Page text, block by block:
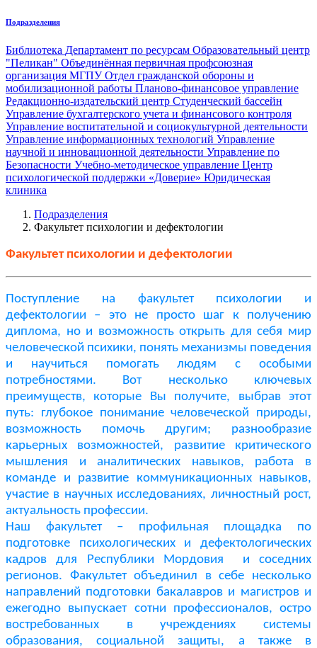
Подразделения
Библиотека Департамент по ресурсам Образовательный центр
"Пеликан" Объединённая первичная профсоюзная
организация МГПУОтдел гражданской обороны и
мобилизационной работы Планово-финансовое управление
Редакционно-издательский центр Студенческий бассейн
Управление бухгалтерского учета и финансового контроля
Управление воспитательной и социокультурной деятельности
Управление информационных технологий Управление
научной и инновационной деятельности Управление по
Безопасности Учебно-методическое управление Центр
психологической поддержки «Доверие» Юридическая
клиника
Подразделения
Факультет психологии и дефектологии
Факультет психологии и дефектологии
Поступление на факультет психологии и
дефектологии – это не просто шаг к получению
диплома, но и возможность открыть для себя мир
человеческой психики, понять механизмы поведения
и научиться помогать людям с особыми
потребностями. Вот несколько ключевых
преимуществ, которые Вы получите, выбрав этот
путь: глубокое понимание человеческой природы,
возможность помочь другим; разнообразие
карьерных возможностей, развитие критического
мышления и аналитических навыков, работа в
команде и развитие коммуникационных навыков,
участие в научных исследованиях, личностный рост,
актуальность профессии.
Наш факультет – профильная площадка по
подготовке психологических и дефектологических
кадров для Республики Мордовия и соседних
регионов. Факультет объединил в себе несколько
направлений подготовки бакалавров и магистров и
ежегодно выпускает сотни профессионалов, остро
востребованных в учреждениях системы
образования, социальной защиты, а также в